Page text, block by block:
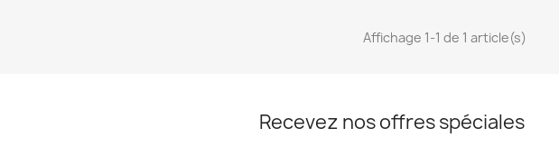
Affichage 1-1 de 1 article(s)
Recevez nos offres spéciales